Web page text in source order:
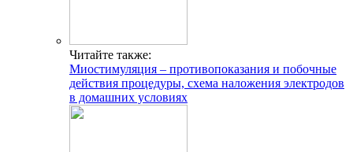
Читайте также:
Миостимуляция – противопоказания и побочные
действия процедуры, схема наложения электродов
в домашних условиях